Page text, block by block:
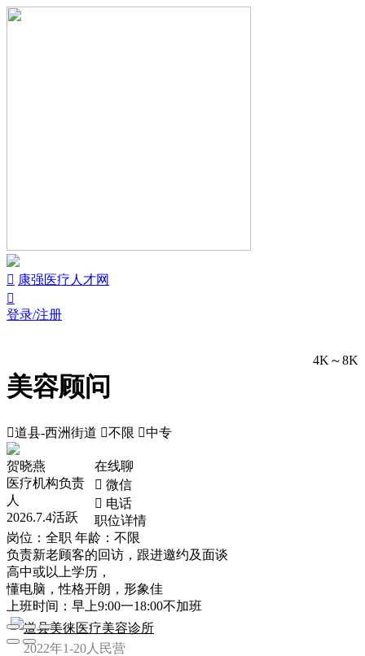
 康强医疗人才网

登录/注册
美容顾问
4K～8K
道县-西洲街道 不限 中专
贺晓燕
医疗机构负责
人
2026.7.4活跃
在线聊
 微信
 电话
职位详情
岗位：全职 年龄：不限
负责新老顾客的回访，跟进邀约及面谈
高中或以上学历，
懂电脑，性格开朗，形象佳
上班时间：早上9:00一18:00不加班
道县美徕医疗美容诊所
2022年1-20人 民营